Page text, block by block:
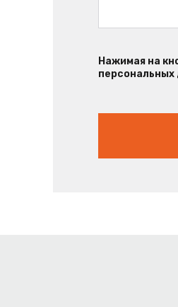
Нажимая на
персональных